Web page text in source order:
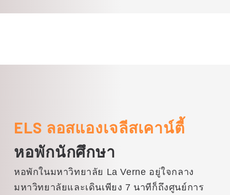
ELS ลอสแองเจลีสเคาน์ตี้
หอพักนักศึกษา
หอพักในมหาวิทยาลัย La Verne อยู่ใจกลาง
มหาวิทยาลัยและเดินเพียง 7 นาทีก็ถึงศูนย์การ